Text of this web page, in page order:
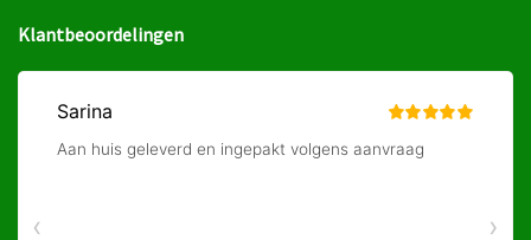
Klantbeoordelingen